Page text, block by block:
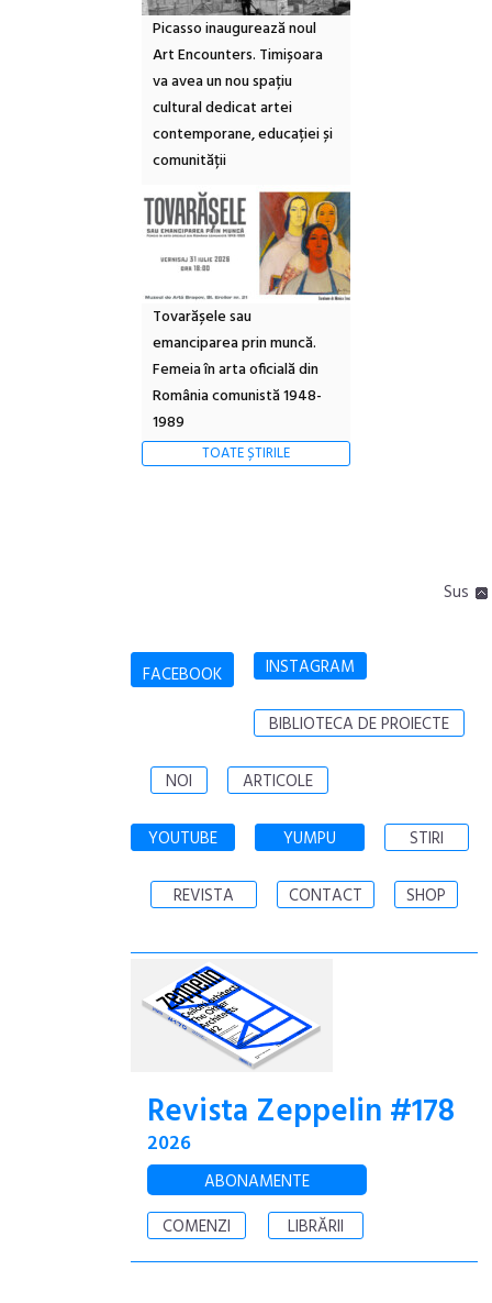
Picasso inaugurează noul
Art Encounters. Timișoara
va avea un nou spațiu
cultural dedicat artei
contemporane, educației și
comunității
Tovarășele sau
emanciparea prin muncă.
Femeia în arta oficială din
România comunistă 1948-
1989
TOATE ȘTIRILE
Sus
FACEBOOK INSTAGRAM
BIBLIOTECA DE PROIECTE
NOI ARTICOLE
YOUTUBE YUMPU STIRI
REVISTA CONTACT SHOP
Revista Zeppelin #178
2026
ABONAMENTE
COMENZI
LIBRĂRII